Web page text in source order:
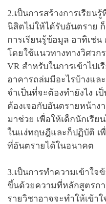
2.เป็นการสร้างการเรียน
นิสิตไม่ให้ได้รับอันตราย
การเรียนรู้ข้อมูล อาทิเช่น
โดยใช้แนวทางทางวิศวก
VR สำหรับในการเข้าไป
อาคารถล่มมีอะไรบ้างแ
จำเป็นที่จะต้องทำยังไง เ
ต้องเจอกับอันตรายหน้าง
มาช่วย เพื่อให้เด็กนักเรีย
ในแง่ทฤษฎีและก็ปฏิบัติ เ
ที่อันตรายได้ในอนาคต
3.เป็นการทำความเข้าใ
ขึ้นด้วยความที่หลักสูตรกา
รายวิชาอาจจะทำให้เข้า